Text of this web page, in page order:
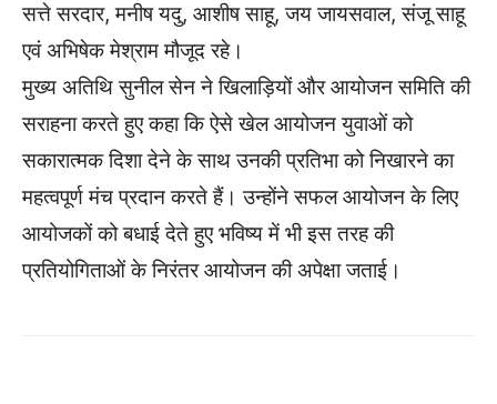
सत्ते सरदार, मनीष यदु, आशीष साहू, जय जायसवाल, संजू साहू
एवं अभिषेक मेश्राम मौजूद रहे।
मुख्य अतिथि सुनील सेन ने खिलाड़ियों और आयोजन समिति की
सराहना करते हुए कहा कि ऐसे खेल आयोजन युवाओं को
सकारात्मक दिशा देने के साथ उनकी प्रतिभा को निखारने का
महत्वपूर्ण मंच प्रदान करते हैं। उन्होंने सफल आयोजन के लिए
आयोजकों को बधाई देते हुए भविष्य में भी इस तरह की
प्रतियोगिताओं के निरंतर आयोजन की अपेक्षा जताई।